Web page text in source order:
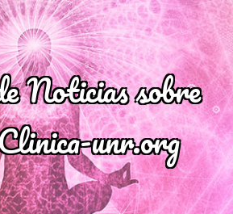
Noticias sobre
unr.org